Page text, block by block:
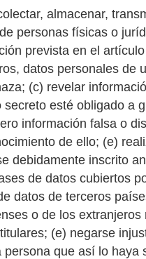
almacenar,
personas físicas o
prevista en el
datos personales de
(c) revelar
esté obligado a
información falsa o
de ello; (e)
debidamente inscrito
de datos cubiertos
datos de terceros
o de los
(e) negarse
que así lo haya